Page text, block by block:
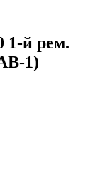
1-й рем.
1)